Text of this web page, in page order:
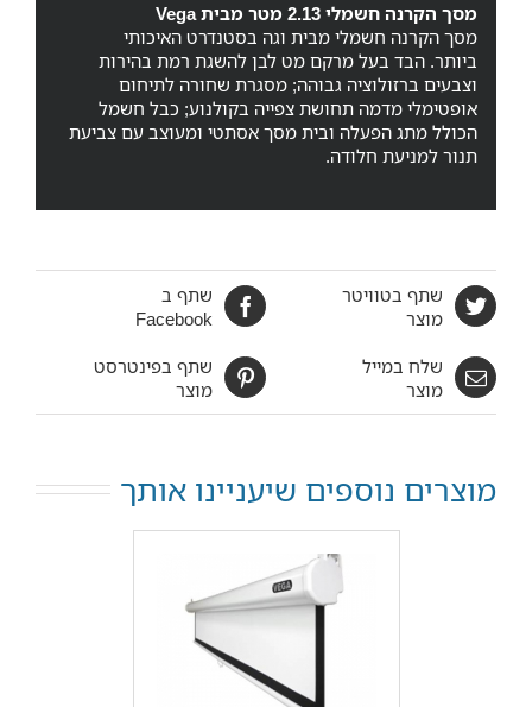
מסך הקרנה חשמלי 2.13 מטר מבית Vega
מסך הקרנה חשמלי מבית וגה בסטנדרט האיכותי
ביותר. הבד בעל מרקם מט לבן להשגת רמת בהירות
וצבעים ברזולוציה גבוהה; מסגרת שחורה לתיחום
אופטימלי מדמה תחושת צפייה בקולנוע; כבל חשמל
הכולל מתג הפעלה ובית מסך אסתטי ומעוצב עם צביעת
תנור למניעת חלודה.
שתף ב
Facebook
שתף בטוויטר
מוצר
שתף בפינטרסט
מוצר
שלח במייל
מוצר
מוצרים נוספים שיעניינו אותך